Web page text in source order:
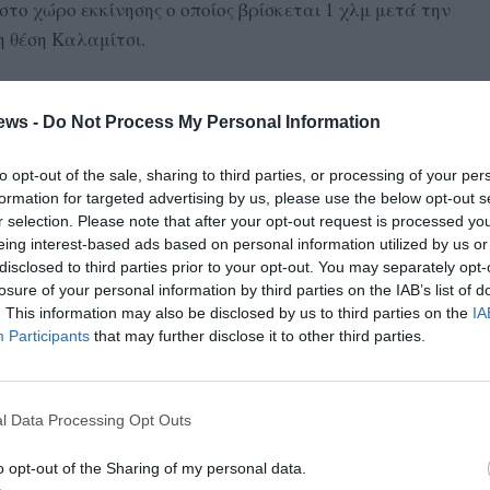
- Do Not Process My Personal Information
opt-out of the sale, sharing to third parties, or processing of your
for targeted advertising by us, please use the below opt-out
selection. Please note that after your opt-out request is processed
interest-based ads based on personal information utilized by us
to third parties prior to your opt-out. You may separately
of your personal information by third parties on the IAB’s list of
This information may also be disclosed by us to third parties on the
Participants that may further disclose it to other third parties.
Data Processing Opt Outs
opt-out of the Sharing of my personal data.
χώρο εκκίνησης ο οποίος βρίσκεται 1 χλμ μετά την
Καλαμίτσι.
Vertical. Η εκκίνηση θα δίνεται ανά λεπτό σε ομάδες
Vertical speed στο χώρο της γραμματείας.
στους αθλητές που θα τρέξουν μόνο στους
Vertical διατηρούν τον ίδιο αριθμό συμμετοχής).
την κλήρωση.
στους αθλητές στο προαύλιο της